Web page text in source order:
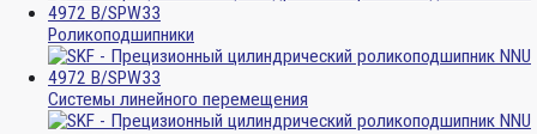
Роликоподшипники
Системы линейного перемещения